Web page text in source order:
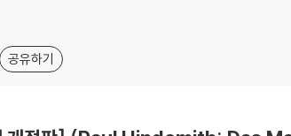
공유하기